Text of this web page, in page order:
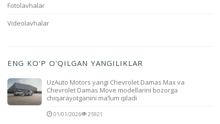
Fotolavhalar
Videolavhalar
ENG KO'P O'QILGAN YANGILIKLAR
UzAuto Motors yangi Chevrolet Damas Max va
Chevrolet Damas Move modellarini bozorga
chiqarayotganini ma’lum qiladi
01/01/2026 25921